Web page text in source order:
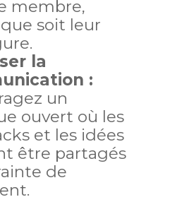
membre,
soit leur
la
:
un
ouvert où les
et les idées
être partagés
de